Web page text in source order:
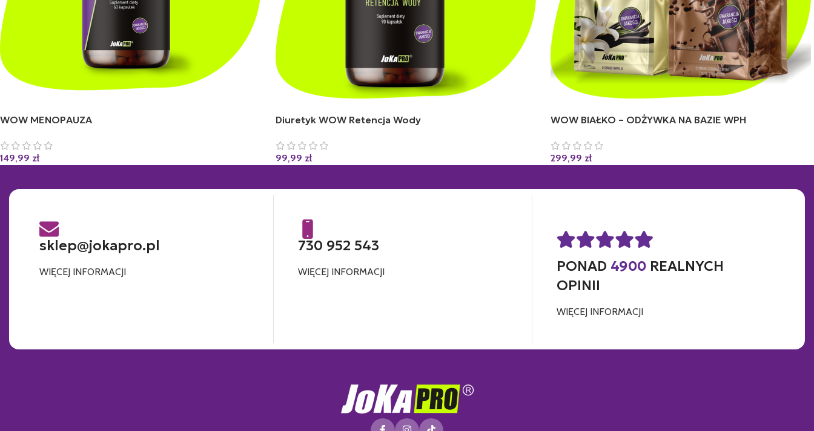
WOW MENOPAUZA
149,99 zł
Diuretyk WOW Retencja Wody
99,99 zł
WOW BIAŁKO – ODŻYWKA NA BAZIE WPH
299,99 zł
sklep@jokapro.pl
WIĘCEJ INFORMACJI
730 952 543
WIĘCEJ INFORMACJI PONAD 4900 REALNYCH
OPINII
WIĘCEJ INFORMACJI